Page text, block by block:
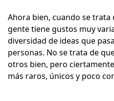
Ahora bien, cuando se trata
gente tiene gustos muy
diversidad de ideas que
personas. No se trata de
otros bien, pero
más raros, únicos y poco